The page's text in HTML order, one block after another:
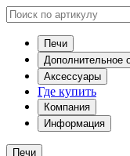
Печи
Дополнительное
Аксессуары
Где купить
Компания
Информация
Печи